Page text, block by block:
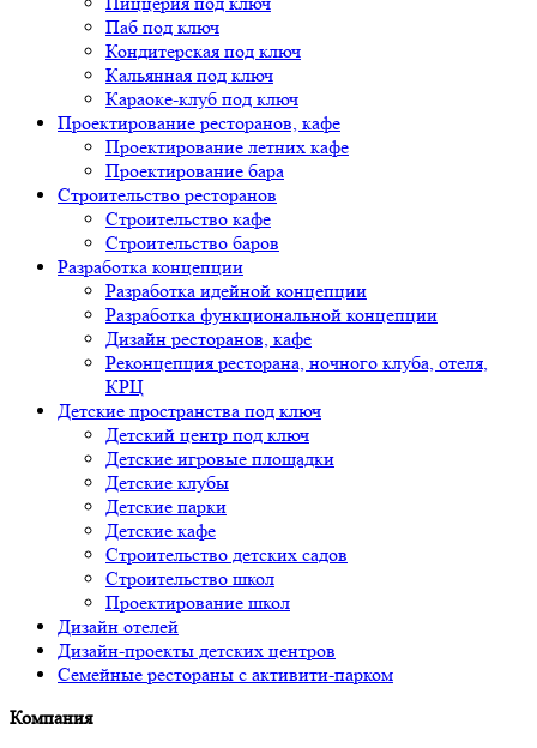
Паб под ключ
Кондитерская под ключ
Кальянная под ключ
Караоке-клуб под ключ
Проектирование ресторанов, кафе
Проектирование летних кафе
Проектирование бара
Строительство ресторанов
Строительство кафе
Строительство баров
Разработка концепции
Разработка идейной концепции
Разработка функциональной концепции
Дизайн ресторанов, кафе
Реконцепция ресторана, ночного клуба, отеля,
КРЦ
Детские пространства под ключ
Детский центр под ключ
Детские игровые площадки
Детские клубы
Детские парки
Детские кафе
Строительство детских садов
Строительство школ
Проектирование школ
Дизайн отелей
Дизайн-проекты детских центров
Семейные рестораны с активити-парком
Компания